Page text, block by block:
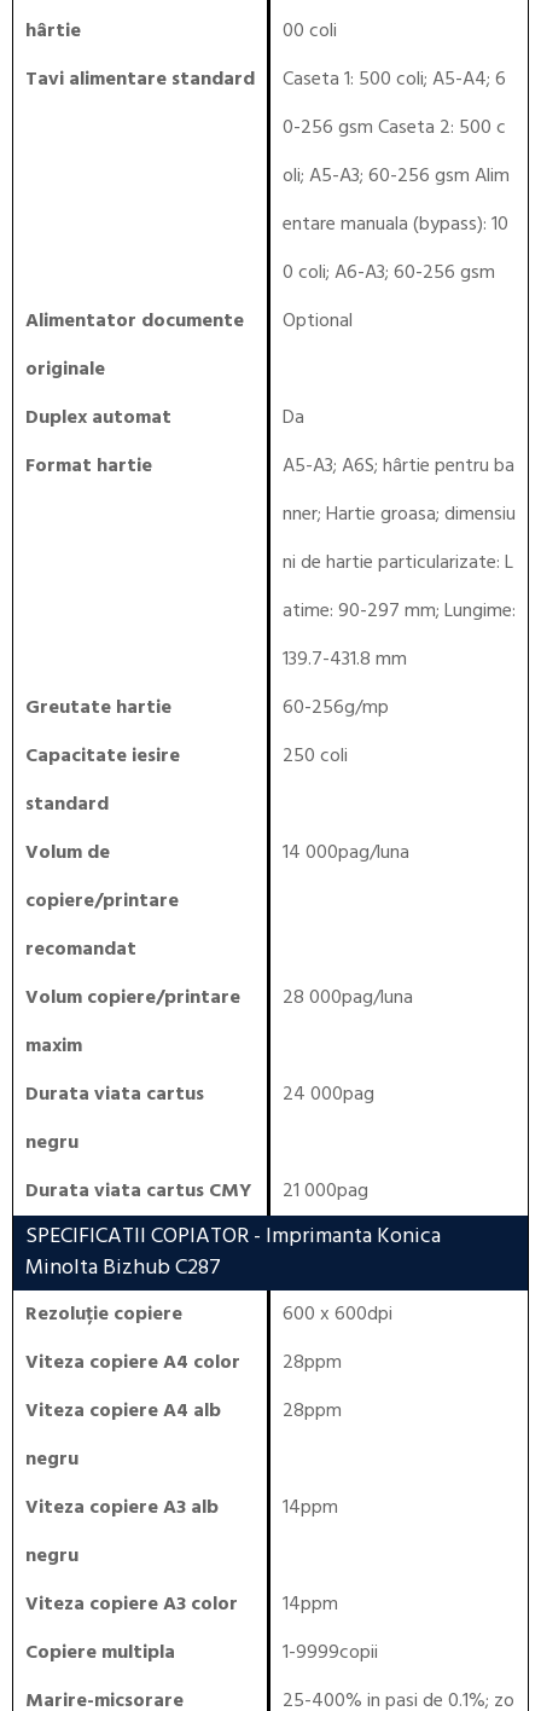
hârtie
00 coli
Tavi alimentare standard
Caseta 1: 500 coli; A5-A4; 6
0-256 gsm Caseta 2: 500 c
oli; A5-A3; 60-256 gsm Alim
entare manuala (bypass): 10
0 coli; A6-A3; 60-256 gsm
Alimentator documente
originale
Optional
Duplex automat
Da
Format hartie
A5-A3; A6S; hârtie pentru ba
nner; Hartie groasa; dimensiu
ni de hartie particularizate: L
atime: 90-297 mm; Lungime:
139.7-431.8 mm
Greutate hartie
60-256g/mp
Capacitate iesire
standard
250 coli
Volum de
copiere/printare
recomandat
14 000pag/luna
Volum copiere/printare
maxim
28 000pag/luna
Durata viata cartus
negru
24 000pag
Durata viata cartus CMY 21 000pag
SPECIFICATII COPIATOR- Imprimanta Konica
Minolta Bizhub C287
Rezoluție copiere
600 x 600dpi
Viteza copiere A4 color
28ppm
Viteza copiere A4 alb
negru
28ppm
Viteza copiere A3 alb
negru
14ppm
Viteza copiere A3 color
14ppm
Copiere multipla
1-9999copii
Marire-micsorare
25-400% in pasi de 0.1%; zo